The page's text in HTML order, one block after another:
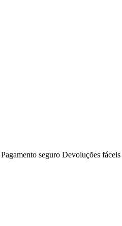
Pagamento seguro Devoluções fáceis